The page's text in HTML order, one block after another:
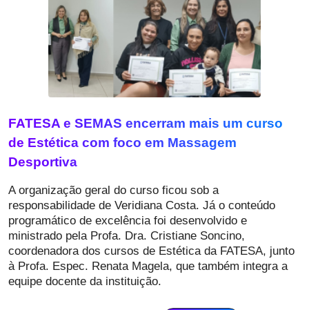
FATESA e SEMAS encerram mais um curso
de Estética com foco em Massagem
Desportiva
A organização geral do curso ficou sob a
responsabilidade de Veridiana Costa. Já o conteúdo
programático de excelência foi desenvolvido e
ministrado pela Profa. Dra. Cristiane Soncino,
coordenadora dos cursos de Estética da FATESA, junto
à Profa. Espec. Renata Magela, que também integra a
equipe docente da instituição.